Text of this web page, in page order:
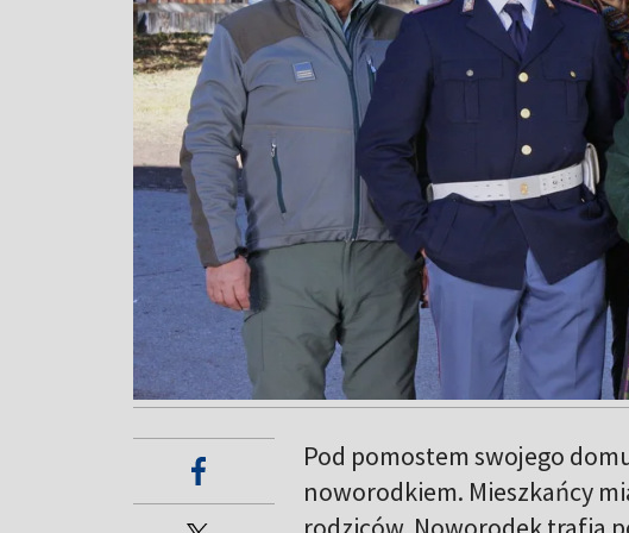
Pod pomostem swojego
noworodkiem. Mieszkańcy